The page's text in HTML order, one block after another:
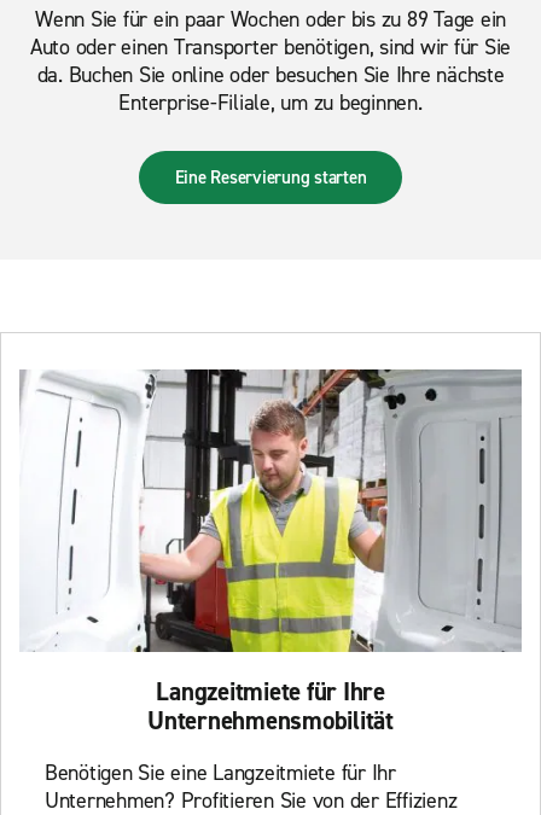
Wenn Sie für ein paar Wochen oder bis zu 89 Tage ein
Auto oder einen Transporter benötigen, sind wir für Sie
da. Buchen Sie online oder besuchen Sie Ihre nächste
Enterprise-Filiale, um zu beginnen.
Eine Reservierung starten
Langzeitmiete für Ihre
Unternehmensmobilität
Benötigen Sie eine Langzeitmiete für Ihr
Unternehmen? Profitieren Sie von der Effizienz